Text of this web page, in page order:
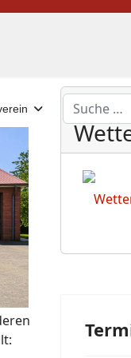
Suchen
DWD